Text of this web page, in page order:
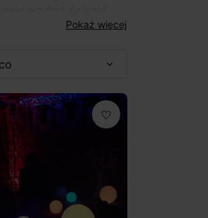
(lampy ogrodowe
od potrzeb i miejsca
Pokaż więcej
expand_more
favorite_border